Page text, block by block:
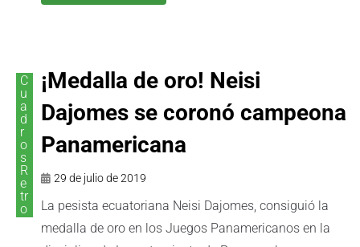
C
u
a
d
r
o
s
R
e
tr
o
¡Medalla de oro! Neisi
Dajomes se coronó campeona
Panamericana
29 de julio de 2019
La pesista ecuatoriana Neisi Dajomes, consiguió la
medalla de oro en los Juegos Panamericanos en la